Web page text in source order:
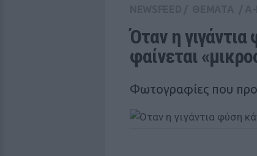
Όταν η
φαίνεται
Φωτογραφίες που